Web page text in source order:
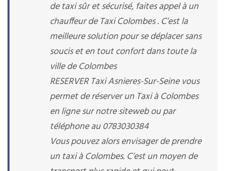
de taxi sûr et sécurisé, faites appel à un
chauffeur de Taxi Colombes . C’est la
meilleure solution pour se déplacer sans
soucis et en tout confort dans toute la
ville de Colombes
RESERVER Taxi Asnieres-Sur-Seine vous
permet de réserver un Taxi à Colombes
en ligne sur notre siteweb ou par
téléphone au 0783030384
Vous pouvez alors envisager de prendre
un taxi à Colombes. C’est un moyen de